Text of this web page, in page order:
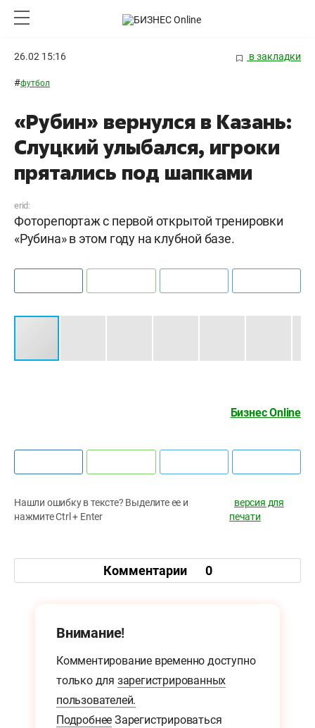
26.02 15:16 в закладки
#футбол
«Рубин» вернулся в Казань:
Слуцкий улыбался, игроки
прятались под шапками
erid:
Фоторепортаж с первой открытой тренировки
«Рубина» в этом году на клубной базе.
Бизнес Online
Нашли ошибку в тексте? Выделите ее и
нажмите Ctrl + Enter
версия для
печати
Комментарии 0
Внимание!
Комментирование временно доступно
только для зарегистрированных
пользователей.
Подробнее Зарегистрироваться